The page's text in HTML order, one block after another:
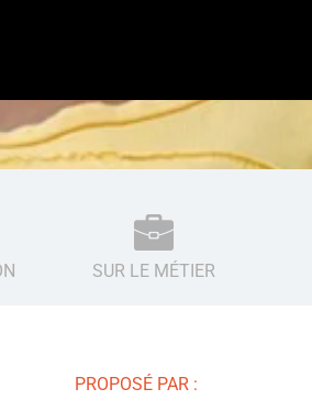
SUR LE MÉTIER
PROPOSÉ PAR :